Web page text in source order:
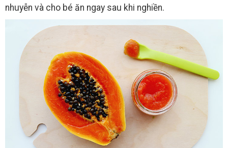
nhuyễn và cho bé ăn ngay sau khi nghiền.